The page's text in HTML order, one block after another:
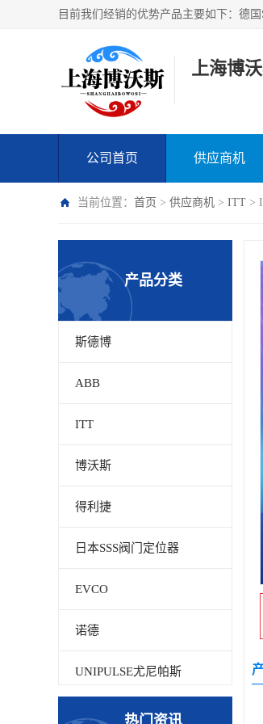
上海博
公司首页 供应商机
当前位置： 首页 > 供应商机 > ITT >
产品分类
斯德博
ABB
ITT
博沃斯
得利捷
日本SSS阀门定位器
EVCO
诺德
UNIPULSE尤尼帕斯
热门资讯